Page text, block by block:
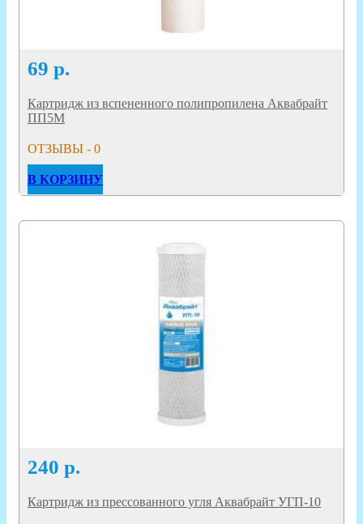
69 р.
Картридж из вспененного полипропилена Аквабрайт
ПП5М
ОТЗЫВЫ - 0
В КОРЗИНУ
240 р.
Картридж из прессованного угля Аквабрайт УГП-10